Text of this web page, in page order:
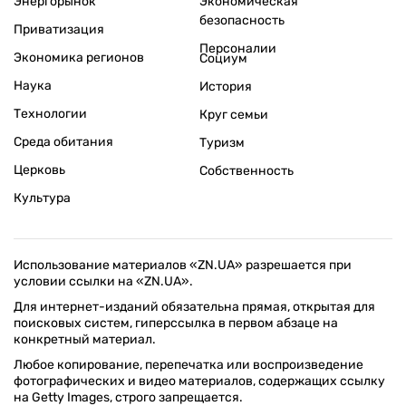
Приватизация
Экономика регионов
безопасность
Персоналии
Наука
Технологии
Среда обитания
Церковь
Культура
Социум
История
Круг семьи
Туризм
Собственность
Использование материалов «ZN.UA» разрешается при
условии ссылки на «ZN.UA».
Для интернет-изданий обязательна прямая, открытая для
поисковых систем, гиперссылка в первом абзаце на
конкретный материал.
Любое копирование, перепечатка или воспроизведение
фотографических и видео материалов, содержащих ссылку
на Getty Images, строго запрещается.